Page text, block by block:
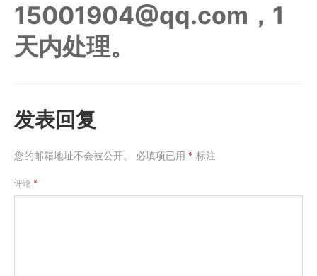
15001904@qq.com，1
天内处理。
发表回复
您的邮箱地址不会被公开。 必填项已用 * 标注
评论 *